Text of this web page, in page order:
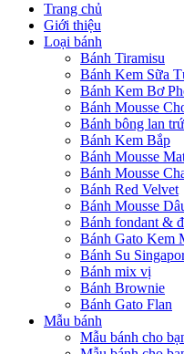
Trang chủ
Giới thiệu
Loại bánh
Bánh Tiramisu
Bánh Kem Sữa
Bánh Kem Bơ
Bánh Mousse
Bánh bông lan
Bánh Kem Bắp
Bánh Mousse
Bánh Mousse
Bánh Red Velvet
Bánh Mousse
Bánh fondant &
Bánh Gato Kem
Bánh Su
Bánh mix vị
Bánh Brownie
Bánh Gato Flan
Mẫu bánh
Mẫu bánh cho